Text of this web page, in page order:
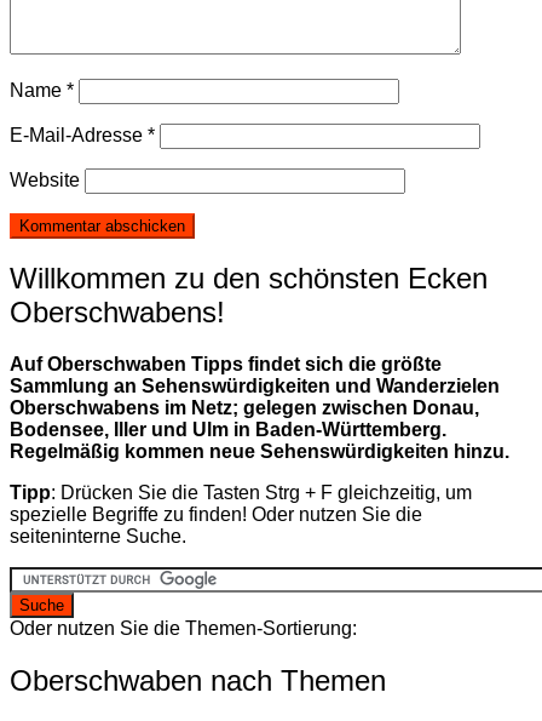
Name *
E-Mail-Adresse *
Website
Willkommen zu den schönsten Ecken
Oberschwabens!
Auf Oberschwaben Tipps findet sich die größte
Sammlung an Sehenswürdigkeiten und Wanderzielen
Oberschwabens im Netz; gelegen zwischen Donau,
Bodensee, Iller und Ulm in Baden-Württemberg.
Regelmäßig kommen neue Sehenswürdigkeiten hinzu.
Tipp: Drücken Sie die Tasten Strg + F gleichzeitig, um
spezielle Begriffe zu finden! Oder nutzen Sie die
seiteninterne Suche.
Oder nutzen Sie die Themen-Sortierung:
Oberschwaben nach Themen